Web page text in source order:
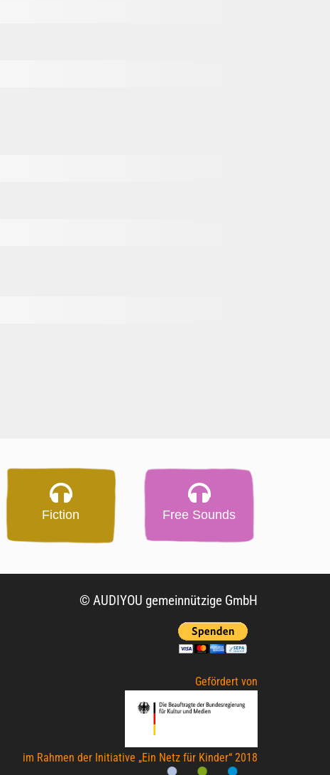
Fiction Free Sounds
© AUDIYOU gemeinnützige GmbH
Gefördert von
im Rahmen der Initiative „Ein Netz für Kinder“ 2018